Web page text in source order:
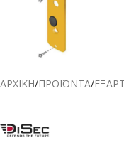
ΑΡΧΙΚΗ/ΠΡΟΪΟΝΤΑ/